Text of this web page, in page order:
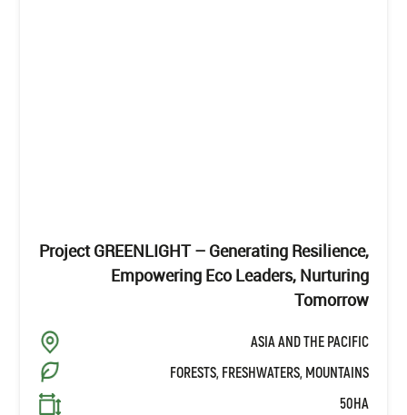
Project GREENLIGHT – Generating Resilience,
Empowering Eco Leaders, Nurturing
Tomorrow
ASIA AND THE PACIFIC
FORESTS, FRESHWATERS, MOUNTAINS
50HA